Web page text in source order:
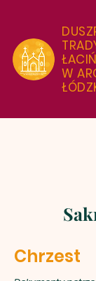
W
Chrzest